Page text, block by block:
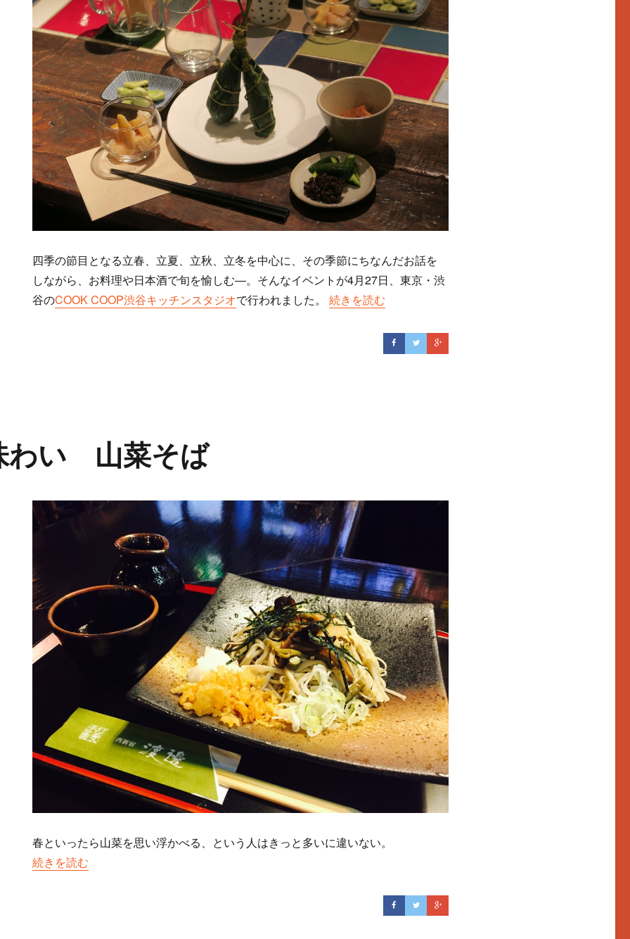
四季の節目となる立春、立夏、立秋、立冬を中心に、その季節にちなんだお話を
しながら、お料理や日本酒で旬を愉しむ―。そんなイベントが4月27日、東京・渋
谷のCOOK COOP渋谷キッチンスタジオで行われました。““24の季節を楽しむ1年”〜立夏/端午の節句〜に参加してき
続きを読む
わい 山菜そば
春といったら山菜を思い浮かべる、という人はきっと多いに違いない。
“懐かしい味わい 山菜そば”の
続きを読む